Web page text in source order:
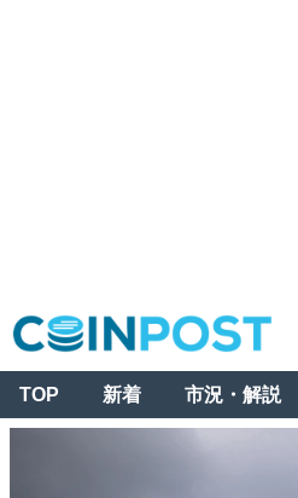
TOP 新着 市況・解説